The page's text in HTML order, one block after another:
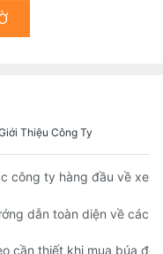
Thiệu Công Ty
trên thị trường hiện nay
công ty hàng đầu về xe
lợi ích của nó?
dẫn toàn diện về
cung cấp búa đóng
cần thiết khi mua búa